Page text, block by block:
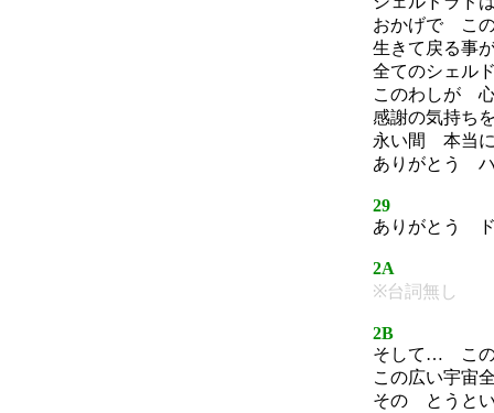
おかげで こ
生きて戻る事
全てのシェル
このわしが
感謝の気持ち
永い間 本当
ありがとう
29
ありがとう
2A
※台詞無し
2B
そして… こ
この広い宇宙
その とうと